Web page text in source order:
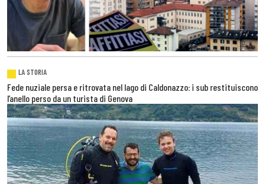
LA STORIA
Fede nuziale persa e ritrovata nel lago di Caldonazzo: i sub restituiscono
l’anello perso da un turista di Genova